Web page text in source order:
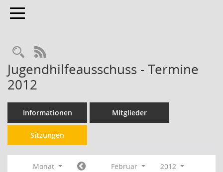
Toggle navigation
RSS-Feed
Jugendhilfeausschuss - Termine
2012
Informationen Mitglieder
Sitzungen
Monat Februar
2012